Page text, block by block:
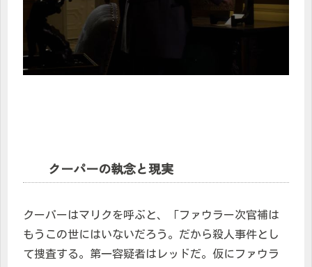
クーパーの執念と現実
クーパーはマリクを呼ぶと、「ファウラー次官補は
もうこの世にはいないだろう。だから殺人事件とし
て捜査する。第一容疑者はレッドだ。仮にファウラ